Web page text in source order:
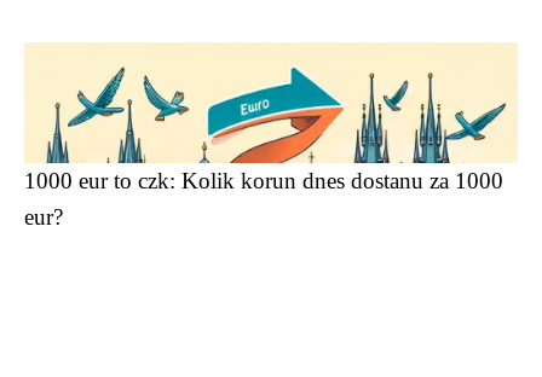
1000 eur to czk: Kolik korun dnes dostanu za 1000
eur?